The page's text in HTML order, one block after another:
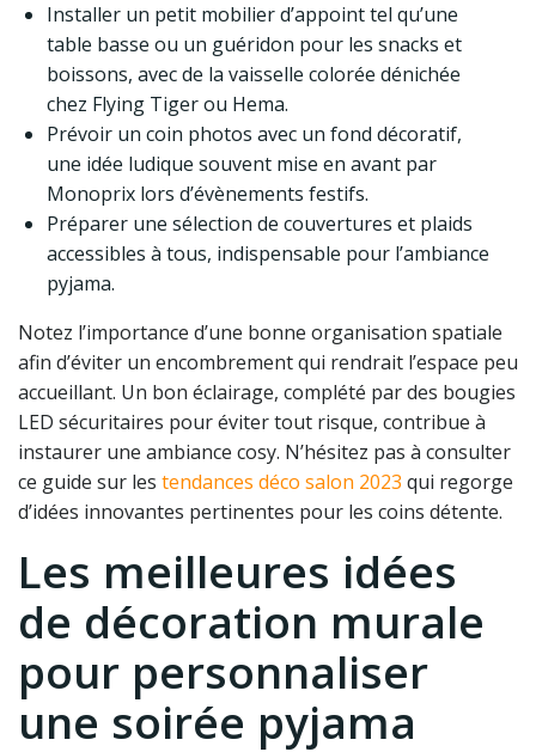
Installer un petit mobilier d’appoint tel qu’une
table basse ou un guéridon pour les snacks et
boissons, avec de la vaisselle colorée dénichée
chez Flying Tiger ou Hema.
Prévoir un coin photos avec un fond décoratif,
une idée ludique souvent mise en avant par
Monoprix lors d’évènements festifs.
Préparer une sélection de couvertures et plaids
accessibles à tous, indispensable pour l’ambiance
pyjama.
Notez l’importance d’une bonne organisation spatiale
afin d’éviter un encombrement qui rendrait l’espace peu
accueillant. Un bon éclairage, complété par des bougies
LED sécuritaires pour éviter tout risque, contribue à
instaurer une ambiance cosy. N’hésitez pas à consulter
ce guide sur les tendances déco salon 2023 qui regorge
d’idées innovantes pertinentes pour les coins détente.
Les meilleures idées
de décoration murale
pour personnaliser
une soirée pyjama